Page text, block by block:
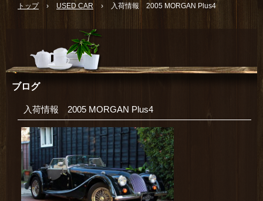
トップ › USED CAR › 入荷情報 2005 MORGAN Plus4
ブログ
入荷情報 2005 MORGAN Plus4